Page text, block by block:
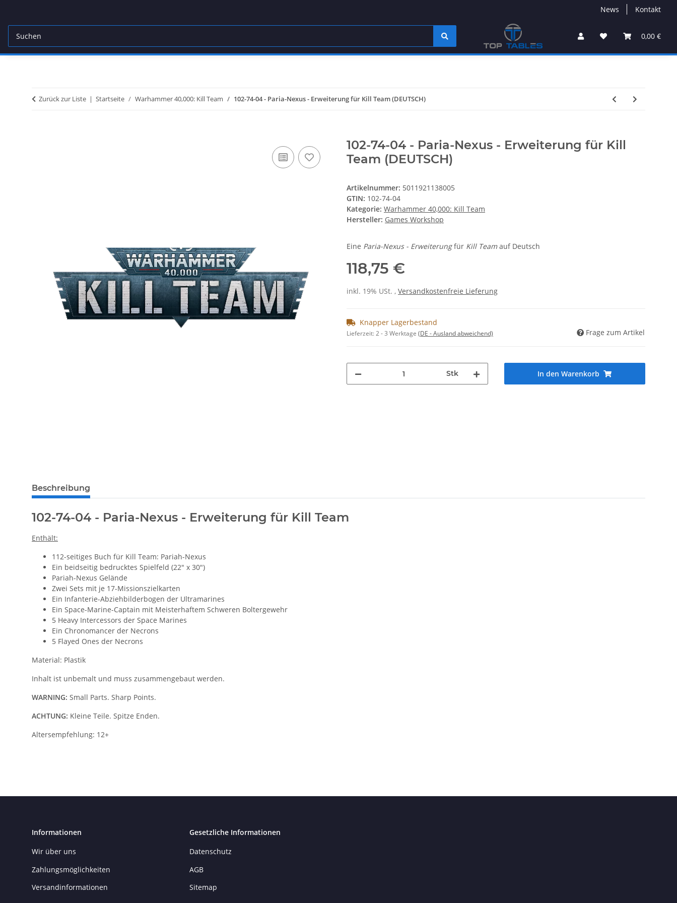
News Kontakt
0,00 €
Zurück zur Liste Startseite Warhammer 40,000: Kill Team 102-74-04 - Paria-Nexus - Erweiterung für Kill Team (DEUTSCH)
102-74-04 - Paria-Nexus - Erweiterung für Kill
Team (DEUTSCH)
Artikelnummer: 5011921138005
GTIN: 102-74-04
Kategorie: Warhammer 40,000: Kill Team
Hersteller: Games Workshop
Eine Paria-Nexus - Erweiterungfür Kill Teamauf Deutsch
118,75 €
inkl. 19% USt. , Versandkostenfreie Lieferung
Knapper Lagerbestand
Lieferzeit:2 - 3 Werktage (DE - Ausland abweichend) Frage zum Artikel
Stk In den Warenkorb
Beschreibung
102-74-04 - Paria-Nexus - Erweiterung für Kill Team
Enthält:
112-seitiges Buch für Kill Team: Pariah-Nexus
Ein beidseitig bedrucktes Spielfeld (22" x 30")
Pariah-Nexus Gelände
Zwei Sets mit je 17-Missionszielkarten
Ein Infanterie-Abziehbilderbogen der Ultramarines
Ein Space-Marine-Captain mit Meisterhaftem Schweren Boltergewehr
5 Heavy Intercessors der Space Marines
Ein Chronomancer der Necrons
5 Flayed Ones der Necrons
Material: Plastik
Inhalt ist unbemalt und muss zusammengebaut werden.
WARNING: Small Parts. Sharp Points.
ACHTUNG: Kleine Teile. Spitze Enden.
Altersempfehlung: 12+
Informationen
Wir über uns
Zahlungsmöglichkeiten
Versandinformationen
Gesetzliche Informationen
Datenschutz
AGB
Sitemap